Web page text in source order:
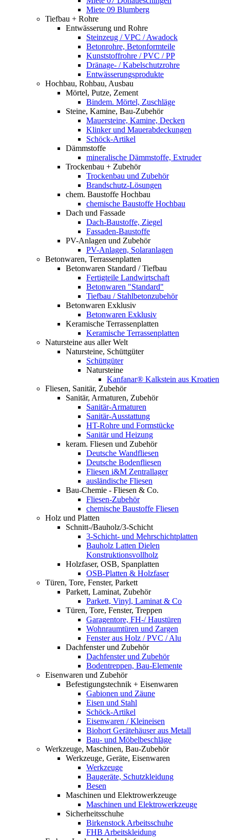
Miete 09 Blumberg
Tiefbau + Rohre
Entwässerung und Rohre
Steinzeug / VPC / Awadock
Betonrohre, Betonformteile
Kunststoffrohre / PVC / PP
Dränage- / Kabelschutzrohre
Entwässerungsprodukte
Hochbau, Rohbau, Ausbau
Mörtel, Putze, Zement
Bindem. Mörtel, Zuschläge
Steine, Kamine, Bau-Zubehör
Mauersteine, Kamine, Decken
Klinker und Mauerabdeckungen
Schöck-Artikel
Dämmstoffe
mineralische Dämmstoffe, Extruder
Trockenbau + Zubehör
Trockenbau und Zubehör
Brandschutz-Lösungen
chem. Baustoffe Hochbau
chemische Baustoffe Hochbau
Dach und Fassade
Dach-Baustoffe, Ziegel
Fassaden-Baustoffe
PV-Anlagen und Zubehör
PV-Anlagen, Solaranlagen
Betonwaren, Terrassenplatten
Betonwaren Standard / Tiefbau
Fertigteile Landwirtschaft
Betonwaren "Standard"
Tiefbau / Stahlbetonzubehör
Betonwaren Exklusiv
Betonwaren Exklusiv
Keramische Terrassenplatten
Keramische Terrassenplatten
Natursteine aus aller Welt
Natursteine, Schüttgüter
Schüttgüter
Natursteine
Kanfanar® Kalkstein aus Kroatien
Fliesen, Sanitär, Zubehör
Sanitär, Armaturen, Zubehör
Sanitär-Armaturen
Sanitär-Ausstattung
HT-Rohre und Formstücke
Sanitär und Heizung
keram. Fliesen und Zubehör
Deutsche Wandfliesen
Deutsche Bodenfliesen
Fliesen i&M Zentrallager
ausländische Fliesen
Bau-Chemie - Fliesen & Co.
Fliesen-Zubehör
chemische Baustoffe Fliesen
Holz und Platten
Schnitt-/Bauholz/3-Schicht
3-Schicht- und Mehrschichtplatten
Bauholz Latten Dielen
Konstruktionsvollholz
Holzfaser, OSB, Spanplatten
OSB-Platten & Holzfaser
Türen, Tore, Fenster, Parkett
Parkett, Laminat, Zubehör
Parkett, Vinyl, Laminat & Co
Türen, Tore, Fenster, Treppen
Garagentore, FH-/ Haustüren
Wohnraumtüren und Zargen
Fenster aus Holz / PVC / Alu
Dachfenster und Zubehör
Dachfenster und Zubehör
Bodentreppen, Bau-Elemente
Eisenwaren und Zubehör
Befestigungstechnik + Eisenwaren
Gabionen und Zäune
Eisen und Stahl
Schöck-Artikel
Eisenwaren / Kleineisen
Biohort Gerätehäuser aus Metall
Bau- und Möbelbeschläge
Werkzeuge, Maschinen, Bau-Zubehör
Werkzeuge, Geräte, Eisenwaren
Werkzeuge
Baugeräte, Schutzkleidung
Besen
Maschinen und Elektrowerkzeuge
Maschinen und Elektrowerkzeuge
Sicherheitsschuhe
Birkenstock Arbeitsschuhe
FHB Arbeitskleidung